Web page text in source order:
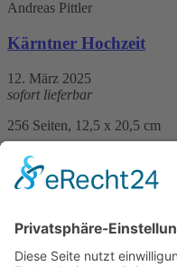
Andreas Pittler
Kärntner Hochzeit
12. März 2025
sofort lieferbar
256 Seiten, 12,5 x 20,5 cm
Print 15,50 € / E-Book 11,99 €
mehr Infos …